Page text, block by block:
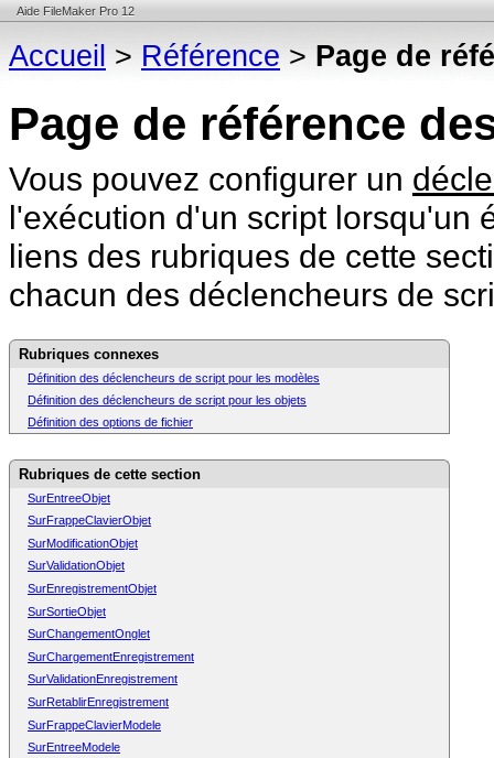
Aide FileMaker Pro 12
Accueil > Référence > Page de
Page de référence
Vous pouvez configurer un
l'exécution d'un script lorsqu'un
liens des rubriques de cette
chacun des déclencheurs de
Rubriques connexes
Définition des déclencheurs de script pour les modèles
Définition des déclencheurs de script pour les objets
Définition des options de fichier
Rubriques de cette section
SurEntreeObjet
SurFrappeClavierObjet
SurModificationObjet
SurValidationObjet
SurEnregistrementObjet
SurSortieObjet
SurChangementOnglet
SurChargementEnregistrement
SurValidationEnregistrement
SurRetablirEnregistrement
SurFrappeClavierModele
SurEntreeModele